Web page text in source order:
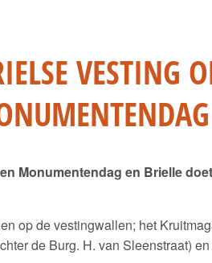
VESTING
Monumentendag en Brielle
op de vestingwallen; het
de Burg. H. van Sleenstraat)